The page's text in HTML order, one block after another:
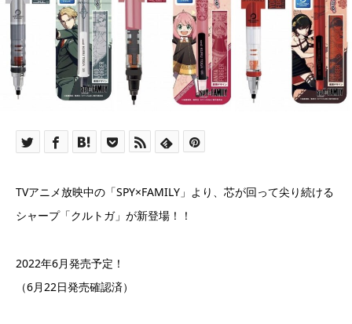
TVアニメ放映中の「SPY×FAMILY」より、芯が回って尖り続ける
シャープ「クルトガ」が新登場！！
2022年6月発売予定！
（6月22日発売確認済）